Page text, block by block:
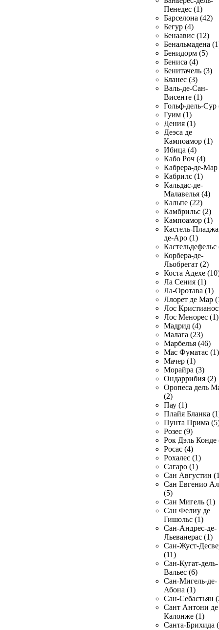
Пенедес (1)
Барселона (42)
Бегур (4)
Бенаавис (12)
Бенальмадена
Бенидорм (5)
Бениса (4)
Бенитачель (3)
Бланес (3)
Валь-де-Сан-
Висенте (1)
Гольф-дель-Сур
Гуим (1)
Дения (1)
Деэса де
Кампоамор (1)
Ибица (4)
Кабо Роч (4)
Кабрера-де-Мар
Кабрилс (1)
Кальдас-де-
Малавелья (4)
Кальпе (22)
Камбрильс (2)
Кампоамор (1)
Кастель-
де-Аро (1)
Кастельдефельс
Корбера-де-
Льобрегат (2)
Коста Адехе
Ла Сения (1)
Ла-Оротава (1)
Ллорет де Мар
Лос
Лос Менорес (1)
Мадрид (4)
Малага (23)
Марбелья (46)
Мас Фуматас (1)
Мачер (1)
Морайра (3)
Ондаррибия (2)
Оропеса дель
(2)
Пау (1)
Плайя Бланка
Пунта Прима
Розес (9)
Рок Дэль Конде
Росас (4)
Рохалес (1)
Сагаро (1)
Сан Августин
Сан Евгенио
(5)
Сан Мигель (1)
Сан Фелиу де
Гишольс (1)
Сан-Андрес-де-
Льеванерас (1)
Сан-Жуст-
(11)
Сан-Кугат-дель-
Вальес (6)
Сан-Мигель-де-
Абона (1)
Сан-Себастьян
Сант Антони де
Калонже (1)
Санта-Брихида